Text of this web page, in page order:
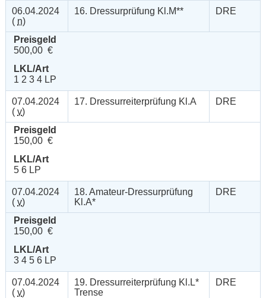
06.04.2024
( n)
16. Dressurprüfung Kl.M** DRE
Preisgeld
500,00 €
LKL/Art
1 2 3 4 LP
07.04.2024
( v)
17. Dressurreiterprüfung Kl.A DRE
Preisgeld
150,00 €
LKL/Art
5 6 LP
07.04.2024
( v)
18. Amateur-Dressurprüfung
Kl.A*
DRE
Preisgeld
150,00 €
LKL/Art
3 4 5 6 LP
07.04.2024
( v)
19. Dressurreiterprüfung Kl.L*
Trense
DRE